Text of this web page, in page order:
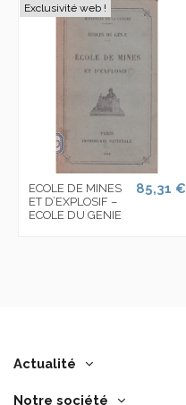
Exclusivité web !
ECOLE DE MINES
ET D’EXPLOSIF –
ECOLE DU GENIE
85,31 €
Actualité
Notre société